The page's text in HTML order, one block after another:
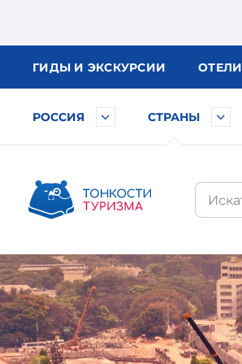
ГИДЫ И ЭКСКУРСИИ ОТЕЛИ
РОССИЯ СТРАНЫ